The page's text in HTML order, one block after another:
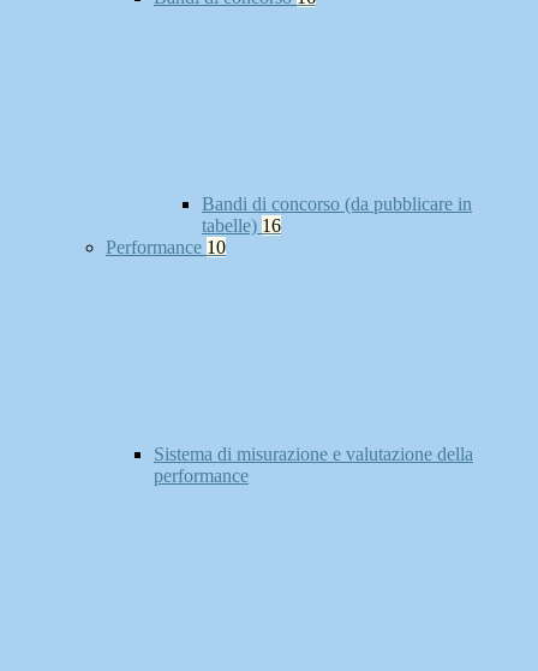
Bandi di concorso (da pubblicare in
tabelle) 16
Performance 10
Sistema di misurazione e valutazione della
performance